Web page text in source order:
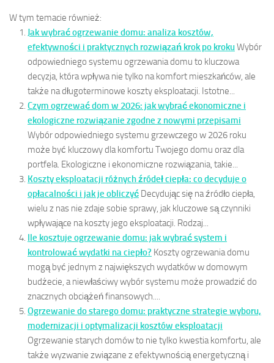
W tym temacie również:
Jak wybrać ogrzewanie domu: analiza kosztów,
efektywności i praktycznych rozwiązań krok po krokuWybór
odpowiedniego systemu ogrzewania domu to kluczowa
decyzja, która wpływa nie tylko na komfort mieszkańców, ale
także na długoterminowe koszty eksploatacji. Istotne...
Czym ogrzewać dom w 2026: jak wybrać ekonomiczne i
ekologiczne rozwiązanie zgodne z nowymi przepisami
Wybór odpowiedniego systemu grzewczego w 2026 roku
może być kluczowy dla komfortu Twojego domu oraz dla
portfela. Ekologiczne i ekonomiczne rozwiązania, takie...
Koszty eksploatacji różnych źródeł ciepła: co decyduje o
opłacalności i jak je obliczyć Decydując się na źródło ciepła,
wielu z nas nie zdaje sobie sprawy, jak kluczowe są czynniki
wpływające na koszty jego eksploatacji. Rodzaj...
Ile kosztuje ogrzewanie domu: jak wybrać system i
kontrolować wydatki na ciepło? Koszty ogrzewania domu
mogą być jednym z największych wydatków w domowym
budżecie, a niewłaściwy wybór systemu może prowadzić do
znacznych obciążeń finansowych....
Ogrzewanie do starego domu: praktyczne strategie wyboru,
modernizacji i optymalizacji kosztów eksploatacji
Ogrzewanie starych domów to nie tylko kwestia komfortu, ale
także wyzwanie związane z efektywnością energetyczną i